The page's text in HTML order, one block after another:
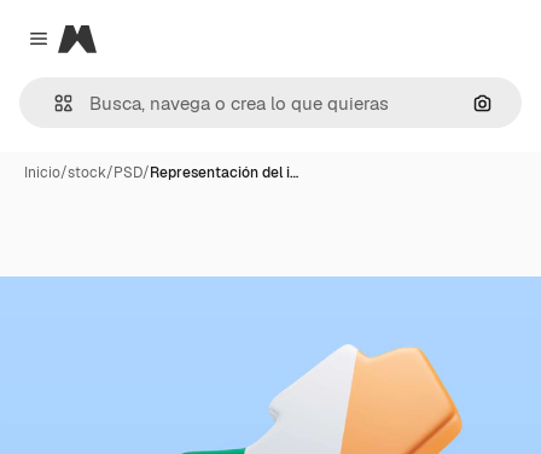
Close menu
Magnific
Inicio/stock/PSD/Representación del i…